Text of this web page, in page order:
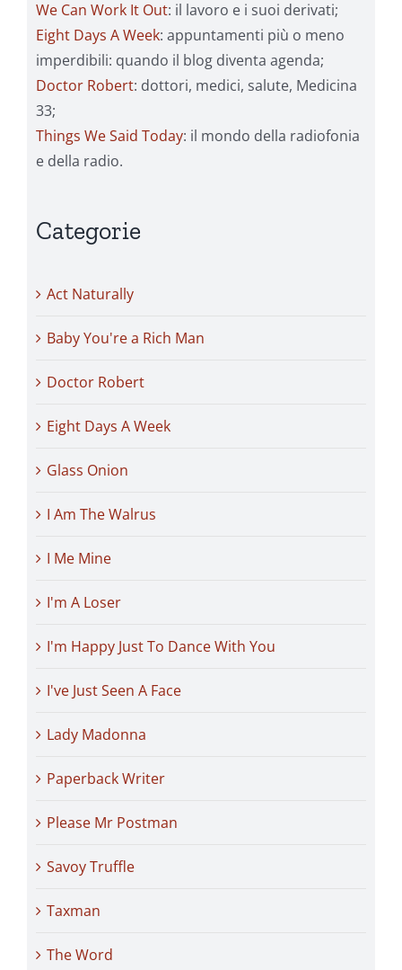
We Can Work It Out: il lavoro e i suoi derivati;
Eight Days A Week: appuntamenti più o meno
imperdibili: quando il blog diventa agenda;
Doctor Robert: dottori, medici, salute, Medicina
33;
Things We Said Today: il mondo della radiofonia
e della radio.
Categorie
Act Naturally
Baby You're a Rich Man
Doctor Robert
Eight Days A Week
Glass Onion
I Am The Walrus
I Me Mine
I'm A Loser
I'm Happy Just To Dance With You
I've Just Seen A Face
Lady Madonna
Paperback Writer
Please Mr Postman
Savoy Truffle
Taxman
The Word